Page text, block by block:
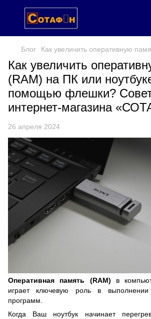
Блог Как увеличить оперативную
Как увеличить
(RAM) на ПК или
помощью флешки?
интернет-магазина
26 апреля 2024
Оперативная память (RAM) в
играет ключевую роль в
программ.
Когда Ваш ноутбук начинает